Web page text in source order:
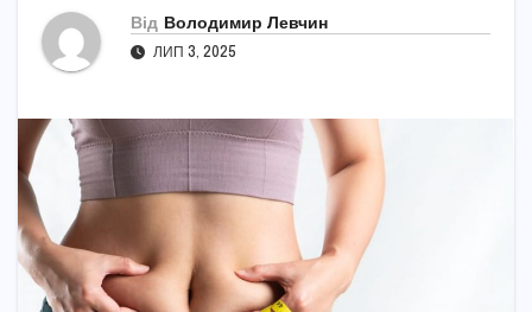
Від Володимир Левчин
ЛИП 3, 2025